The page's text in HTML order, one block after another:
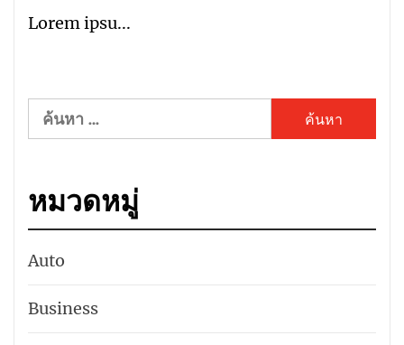
Lorem ipsu...
ค้นหา
สำหรับ:
หมวดหมู่
Auto
Business